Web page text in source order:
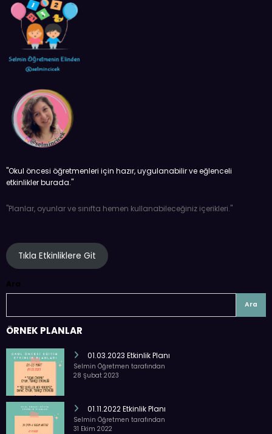
''Okul öncesi öğretmenleri için hazır, uygulanabilir ve eğlenceli
etkinlikler burada.''
''Planlar, oyunlar ve sınıfta hemen kullanabileceğiniz içerikleri.''
Tıkla Etkinliklere Git
Ara
Ara
ÖRNEK PLANLAR
01.03.2023 Etkinlik Planı
Selmin Öğretmen tarafından
28 Şubat 2023
01.11.2022 Etkinlik Planı
Selmin Öğretmen tarafından
31 Ekim 2022